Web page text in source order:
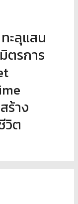
ะลุแสน
ตรการ
ร้าง
วิต